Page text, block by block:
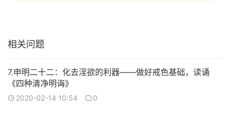
相关问题
7.申明二十二：化去淫欲的利器——做好戒色基础，读诵
《四种清净明诲》
2020-02-14 10:54 0